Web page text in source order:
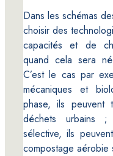
Dans les schémas
choisir des
capacités et de
quand cela sera
C’est le cas par
mécaniques et
phase, ils peuvent
déchets urbains ;
sélective, ils
compostage aérobie